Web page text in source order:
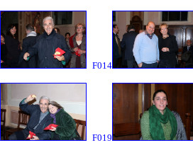
F014
F019